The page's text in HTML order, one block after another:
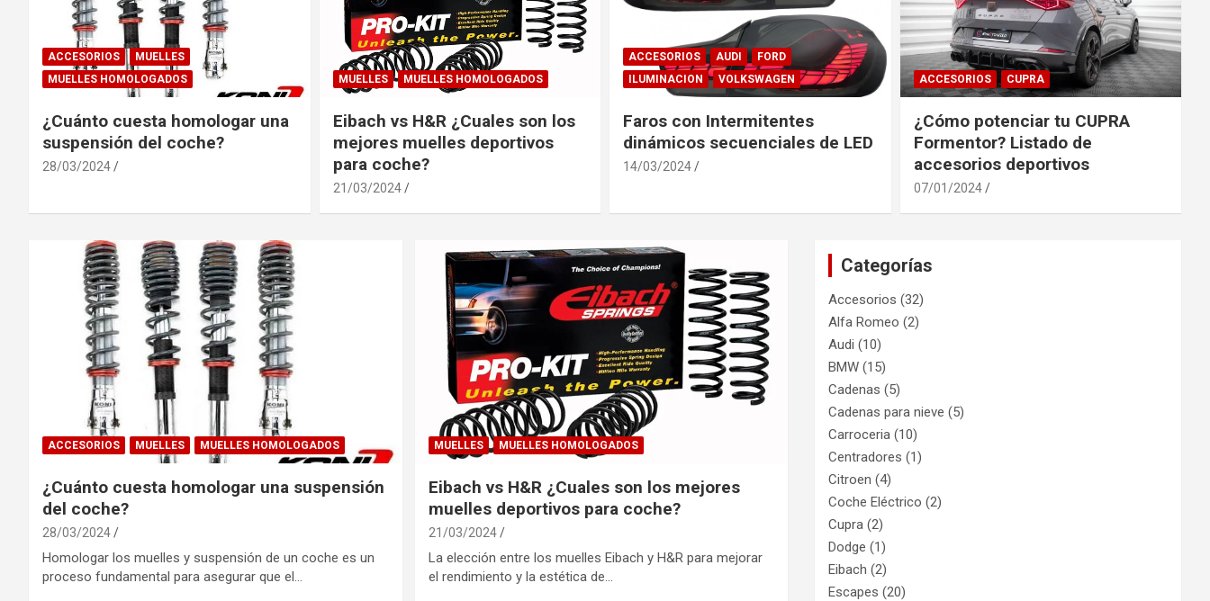
ACCESORIOS
MUELLES
MUELLES HOMOLOGADOS
¿Cuánto cuesta homologar una
suspensión del coche?
28/03/2024
MUELLES MUELLES HOMOLOGADOS
Eibach vs H&R ¿Cuales son los
mejores muelles deportivos
para coche?
21/03/2024
ACCESORIOS AUDI
FORD
ILUMINACION
VOLKSWAGEN
Faros con Intermitentes
dinámicos secuenciales de LED
14/03/2024
ACCESORIOS CUPRA
¿Cómo potenciar tu CUPRA
Formentor? Listado de
accesorios deportivos
07/01/2024
ACCESORIOS MUELLES MUELLES HOMOLOGADOS
¿Cuánto cuesta homologar una suspensión
del coche?
28/03/2024
Homologar los muelles y suspensión de un coche es un
proceso fundamental para asegurar que el…
MUELLES MUELLES HOMOLOGADOS
Eibach vs H&R ¿Cuales son los mejores
muelles deportivos para coche?
21/03/2024
La elección entre los muelles Eibach y H&R para mejorar
el rendimiento y la estética de…
Categorías
Accesorios (32)
Alfa Romeo (2)
Audi (10)
BMW (15)
Cadenas (5)
Cadenas para nieve (5)
Carroceria (10)
Centradores (1)
Citroen (4)
Coche Eléctrico (2)
Cupra (2)
Dodge (1)
Eibach (2)
Escapes (20)